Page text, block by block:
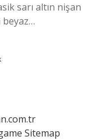
sarı altın nişan
beyaz…
Sitemap